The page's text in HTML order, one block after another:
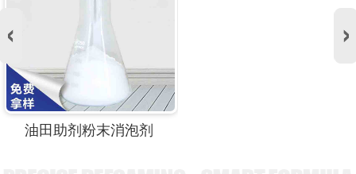
油田助剂粉末消泡剂